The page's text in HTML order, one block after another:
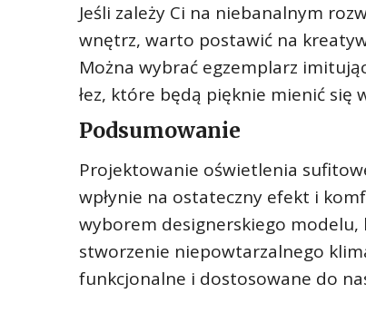
Jeśli zależy Ci na niebanalnym
wnętrz, warto postawić na
Można wybrać egzemplarz
łez, które będą pięknie mienić się
Podsumowanie
Projektowanie oświetlenia
wpłynie na ostateczny efekt i
wyborem designerskiego
stworzenie niepowtarzalnego
funkcjonalne i dostosowane do